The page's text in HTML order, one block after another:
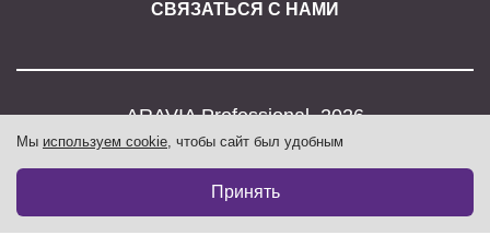
СВЯЗАТЬСЯ С НАМИ
ARAVIA Professional, 2026
МЫ В СОЦИАЛЬНЫХ СЕТЯХ:
Мы используем cookie, чтобы сайт был удобным
Принять